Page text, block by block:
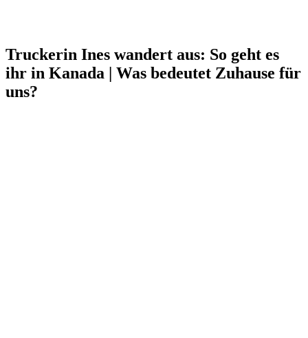
Truckerin Ines wandert aus: So geht es
ihr in Kanada | Was bedeutet Zuhause für
uns?